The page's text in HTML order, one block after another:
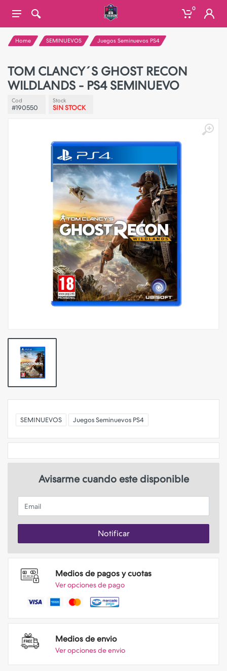
0
Home SEMINUEVOS Juegos Seminuevos PS4
TOM CLANCY´S GHOST RECON
WILDLANDS - PS4 SEMINUEVO
Cod
#190550
Stock
SIN STOCK
SEMINUEVOS Juegos Seminuevos PS4
Avisarme cuando este disponible
Email
Notificar
Medios de pagos y cuotas
Ver opciones de pago
Medios de envio
Ver opciones de envio